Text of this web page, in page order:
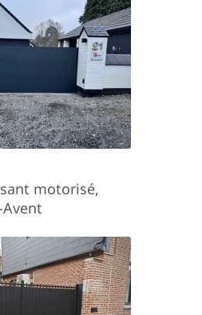
motorisé,